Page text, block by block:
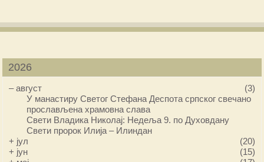
2026
–август
(3)
У манастиру Светог Стефана Деспота српског свечано
прослављена храмовна слава
Свети Владика Николај: Недеља 9. по Духовдану
Свети пророк Илија – Илиндан
+ јул
(20)
+ јун
(15)